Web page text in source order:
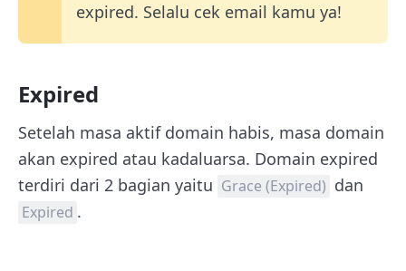
expired. Selalu cek email kamu ya!
Expired
Setelah masa aktif domain habis, masa domain
akan expired atau kadaluarsa. Domain expired
terdiri dari 2 bagian yaitu Grace (Expired) dan
Expired .